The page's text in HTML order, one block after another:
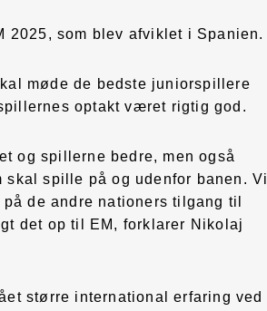
2025, som blev afviklet i Spanien.
møde de bedste juniorspillere
optakt været rigtig god.
og spillerne bedre, men også
skal spille på og udenfor banen. Vi
de andre nationers tilgang til
det op til EM, forklarer Nikolaj
større international erfaring ved